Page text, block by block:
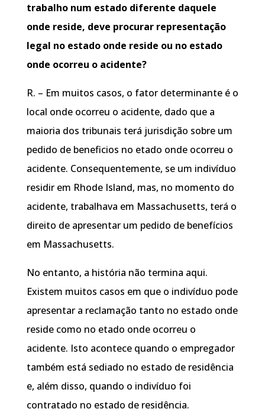
trabalho num estado diferente daquele
onde reside, deve procurar representação
legal no estado onde reside ou no estado
onde ocorreu o acidente?
R. – Em muitos casos, o fator determinante é o
local onde ocorreu o acidente, dado que a
maioria dos tribunais terá jurisdição sobre um
pedido de beneficios no etado onde ocorreu o
acidente. Consequentemente, se um indivíduo
residir em Rhode Island, mas, no momento do
acidente, trabalhava em Massachusetts, terá o
direito de apresentar um pedido de benefícios
em Massachusetts.
No entanto, a história não termina aqui.
Existem muitos casos em que o indivíduo pode
apresentar a reclamação tanto no estado onde
reside como no etado onde ocorreu o
acidente. Isto acontece quando o empregador
também está sediado no estado de residência
e, além disso, quando o indivíduo foi
contratado no estado de residência.